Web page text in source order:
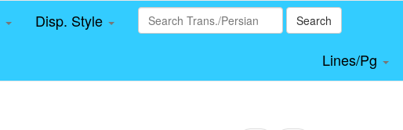
Disp. Style Search
Lines/Pg